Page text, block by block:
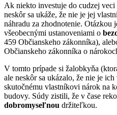
Ak niekto investuje do cudzej
neskôr sa ukáže, že nie je jej
náhradu za zhodnotenie. Otázkou
všeobecnými ustanoveniami o
459 Občianskeho zákonníka),
Občianskeho zákonníka o
V tomto prípade si žalobkyňa
ale neskôr sa ukázalo, že nie je
skutočnému vlastníkovi nárok na
budovy. Súdy zistili, že v čase
dobromyseľnou držiteľkou.